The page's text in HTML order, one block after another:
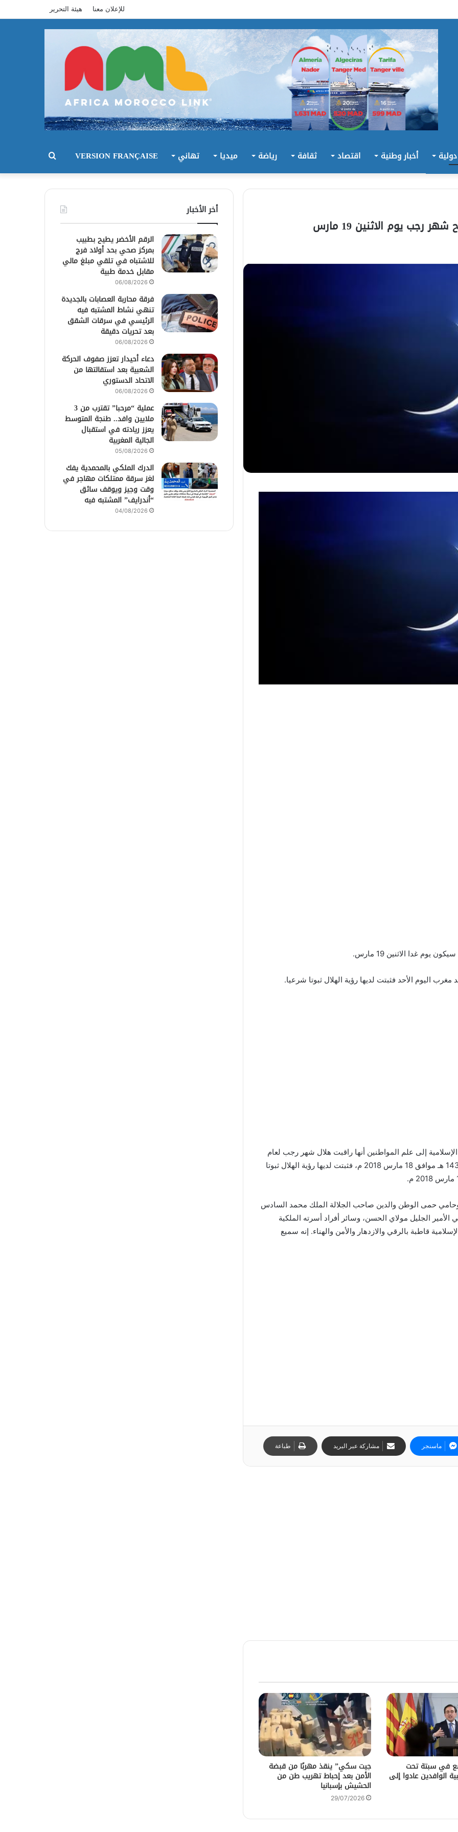
للإعلان معنا هيئة التحرير
أخبار وطنية اقتصاد ثقافة رياضة ميديا تهاني VERSION FRANÇAISE بحث
رجب يوم الاثنين 19 مارس
غدا الاثنين 19 مارس.
اليوم الأحد فثبتت لديها رؤية الهلال ثبوتا شرعيا.
إلى علم المواطنين أنها راقبت هلال شهر رجب لعام
1439 هجرية، بعد مغرب يوم الأحد 29 جمادى الثانية 1439 هـ موافق 18 مارس 2018 م، فثبتت لديها رؤية الهلال ثبوتا
وحامي حمى الوطن والدين صاحب الجلالة الملك محمد السادس
الجليل مولاي الحسن، وسائر أفراد أسرته الملكية
قاطبة بالرقي والازدهار والأمن والهناء. إنه سميع
ماسنجر مشاركة عبر البريد طباعة
في سبتة تحت
الوافدين عادوا إلى
جيت سكي” ينقذ مهربًا من قبضة
الأمن بعد إحباط تهريب طن من
الحشيش بإسبانيا
29/07/2026
أخر الأخبار
الرقم الأخضر يطيح بطبيب
بمركز صحي بحد أولاد فرج
للاشتباه في تلقي مبلغ مالي
مقابل خدمة طبية
06/08/2026
فرقة محاربة العصابات بالجديدة
تنهي نشاط المشتبه فيه
الرئيسي في سرقات الشقق
بعد تحريات دقيقة
06/08/2026
دعاء أحيدار تعزز صفوف الحركة
الشعبية بعد استقالتها من
الاتحاد الدستوري
06/08/2026
عملية “مرحبا” تقترب من 3
ملايين وافد.. طنجة المتوسط
يعزز ريادته في استقبال
الجالية المغربية
05/08/2026
الدرك الملكي بالمحمدية يفك
لغز سرقة ممتلكات مهاجر في
وقت وجيز ويوقف سائق
“أندرايف” المشتبه فيه
04/08/2026